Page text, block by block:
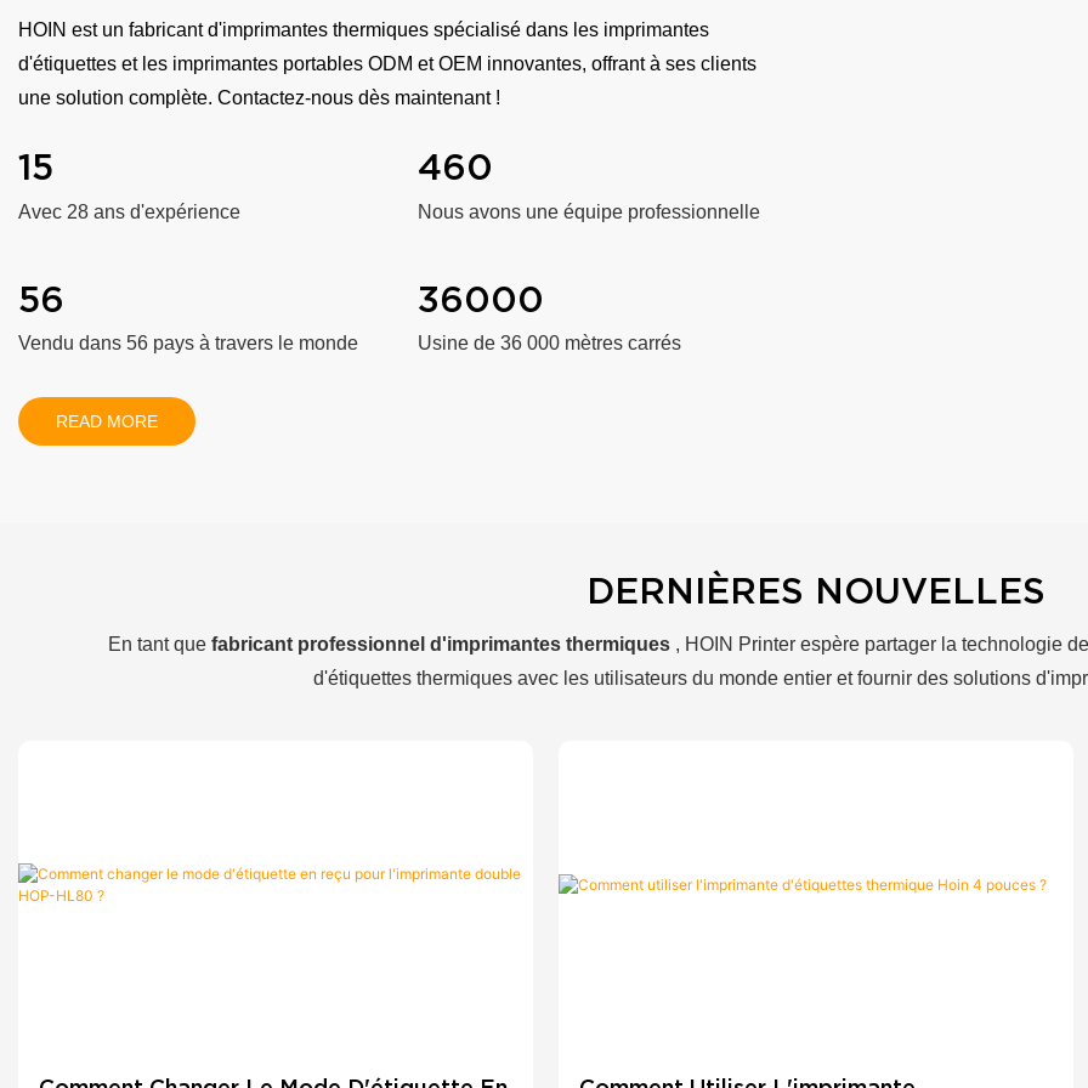
HOIN est un fabricant d'imprimantes thermiques spécialisé dans les imprimantes
d'étiquettes et les imprimantes portables ODM et OEM innovantes, offrant à ses clients
une solution complète. Contactez-nous dès maintenant !
15
Avec 28 ans d'expérience
460
Nous avons une équipe professionnelle
56
Vendu dans 56 pays à travers le monde
36000
Usine de 36 000 mètres carrés
READ MORE
DERNIÈRES NOUVELLES
En tant que fabricant professionnel d'imprimantes thermiques, HOIN Printer espère partager la technologie
d'étiquettes thermiques avec les utilisateurs du monde entier et fournir des solutions